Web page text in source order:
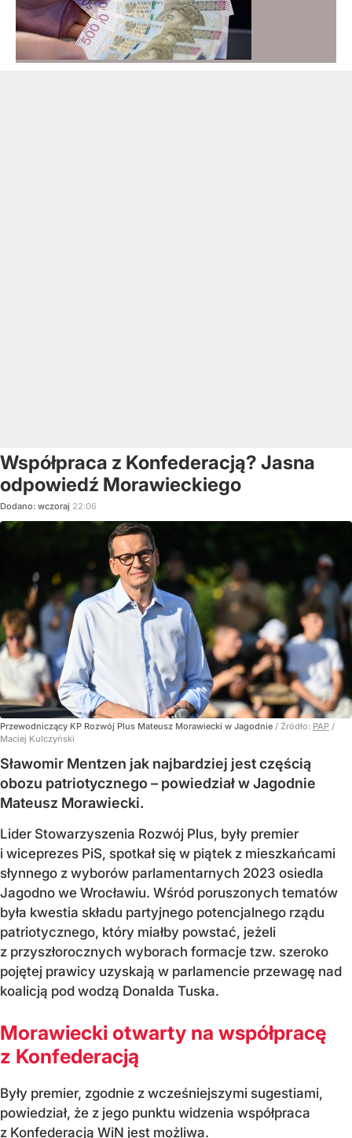
Współpraca z Konfederacją? Jasna
odpowiedź Morawieckiego
Dodano: wczoraj 22:06
Przewodniczący KP Rozwój Plus Mateusz Morawiecki w Jagodnie / Źródło: PAP /
Maciej Kulczyński
Sławomir Mentzen jak najbardziej jest częścią
obozu patriotycznego – powiedział w Jagodnie
Mateusz Morawiecki.
Lider Stowarzyszenia Rozwój Plus, były premier
i wiceprezes PiS, spotkał się w piątek z mieszkańcami
słynnego z wyborów parlamentarnych 2023 osiedla
Jagodno we Wrocławiu. Wśród poruszonych tematów
była kwestia składu partyjnego potencjalnego rządu
patriotycznego, który miałby powstać, jeżeli
z przyszłorocznych wyborach formacje tzw. szeroko
pojętej prawicy uzyskają w parlamencie przewagę nad
koalicją pod wodzą Donalda Tuska.
Morawiecki otwarty na współpracę
z Konfederacją
Były premier, zgodnie z wcześniejszymi sugestiami,
powiedział, że z jego punktu widzenia współpraca
z Konfederacją WiN jest możliwa.